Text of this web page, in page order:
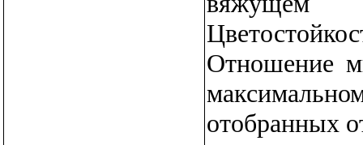
Отношение
отобранных